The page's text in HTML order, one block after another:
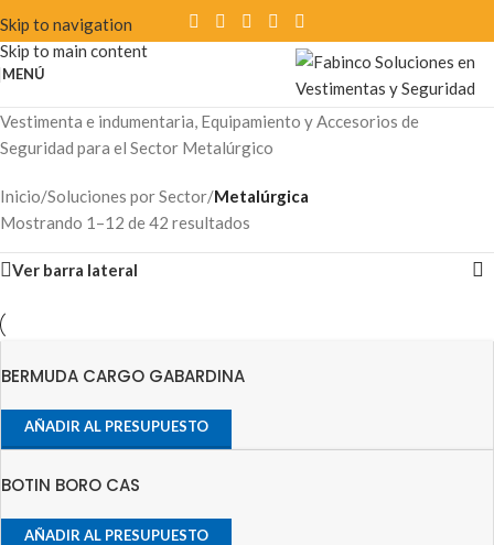
Skip to navigation
Skip to main content
MENÚ
Vestimenta e indumentaria, Equipamiento y Accesorios de
Seguridad para el Sector Metalúrgico
Inicio/Soluciones por Sector/Metalúrgica
Mostrando 1–12 de 42 resultados
Ver barra lateral
BERMUDA CARGO GABARDINA
AÑADIR AL PRESUPUESTO
BOTIN BORO CAS
AÑADIR AL PRESUPUESTO